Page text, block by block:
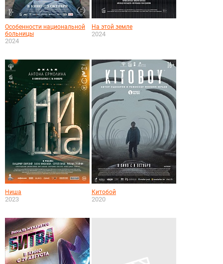
Особенности национальной
больницы
2024
На этой земле
2024
Ниша
2023
Китобой
2020